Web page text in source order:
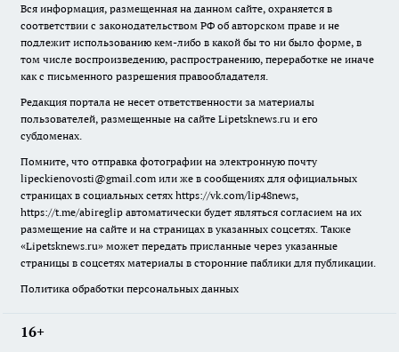
Вся информация, размещенная на данном сайте, охраняется в
соответствии с законодательством РФ об авторском праве и не
подлежит использованию кем-либо в какой бы то ни было форме, в
том числе воспроизведению, распространению, переработке не иначе
как с письменного разрешения правообладателя.
Редакция портала не несет ответственности за материалы
пользователей, размещенные на сайте Lipetsknews.ru и его
субдоменах.
Помните, что отправка фотографии на электронную почту
lipeckienovosti@gmail.com или же в сообщениях для официальных
страницах в социальных сетях https://vk.com/lip48news,
https://t.me/abireglip автоматически будет являться согласием на их
размещение на сайте и на страницах в указанных соцсетях. Также
«Lipetsknews.ru» может передать присланные через указанные
страницы в соцсетях материалы в сторонние паблики для публикации.
Политика обработки персональных данных
16+